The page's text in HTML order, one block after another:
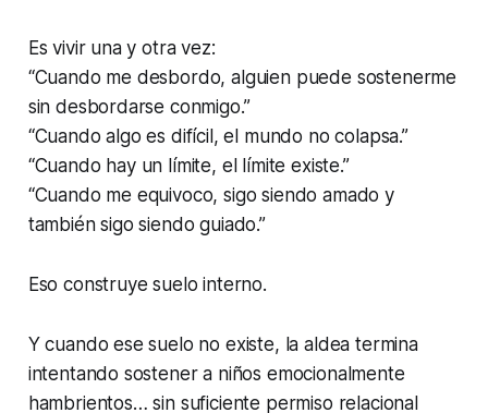
Es vivir una y otra vez:
“Cuando me desbordo, alguien puede sostenerme
sin desbordarse conmigo.”
“Cuando algo es difícil, el mundo no colapsa.”
“Cuando hay un límite, el límite existe.”
“Cuando me equivoco, sigo siendo amado y
también sigo siendo guiado.”
Eso construye suelo interno.
Y cuando ese suelo no existe, la aldea termina
intentando sostener a niños emocionalmente
hambrientos… sin suficiente permiso relacional